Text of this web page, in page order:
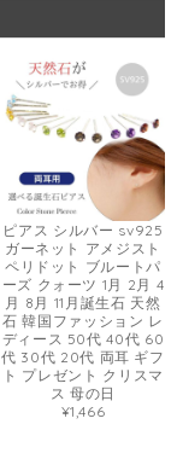
ピアス シルバー sv925
ガーネット アメジスト
ペリドット ブルートパ
ーズ クォーツ 1月 2月 4
月 8月 11月誕生石 天然
石 韓国ファッション レ
ディース 50代 40代 60
代 30代 20代 両耳 ギフ
ト プレゼント クリスマ
ス 母の日
¥1,466